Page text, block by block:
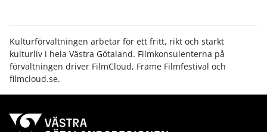
Kulturförvaltningen arbetar för ett fritt, rikt och starkt
kulturliv i hela Västra Götaland. Filmkonsulenterna på
förvaltningen driver FilmCloud, Frame Filmfestival och
filmcloud.se.